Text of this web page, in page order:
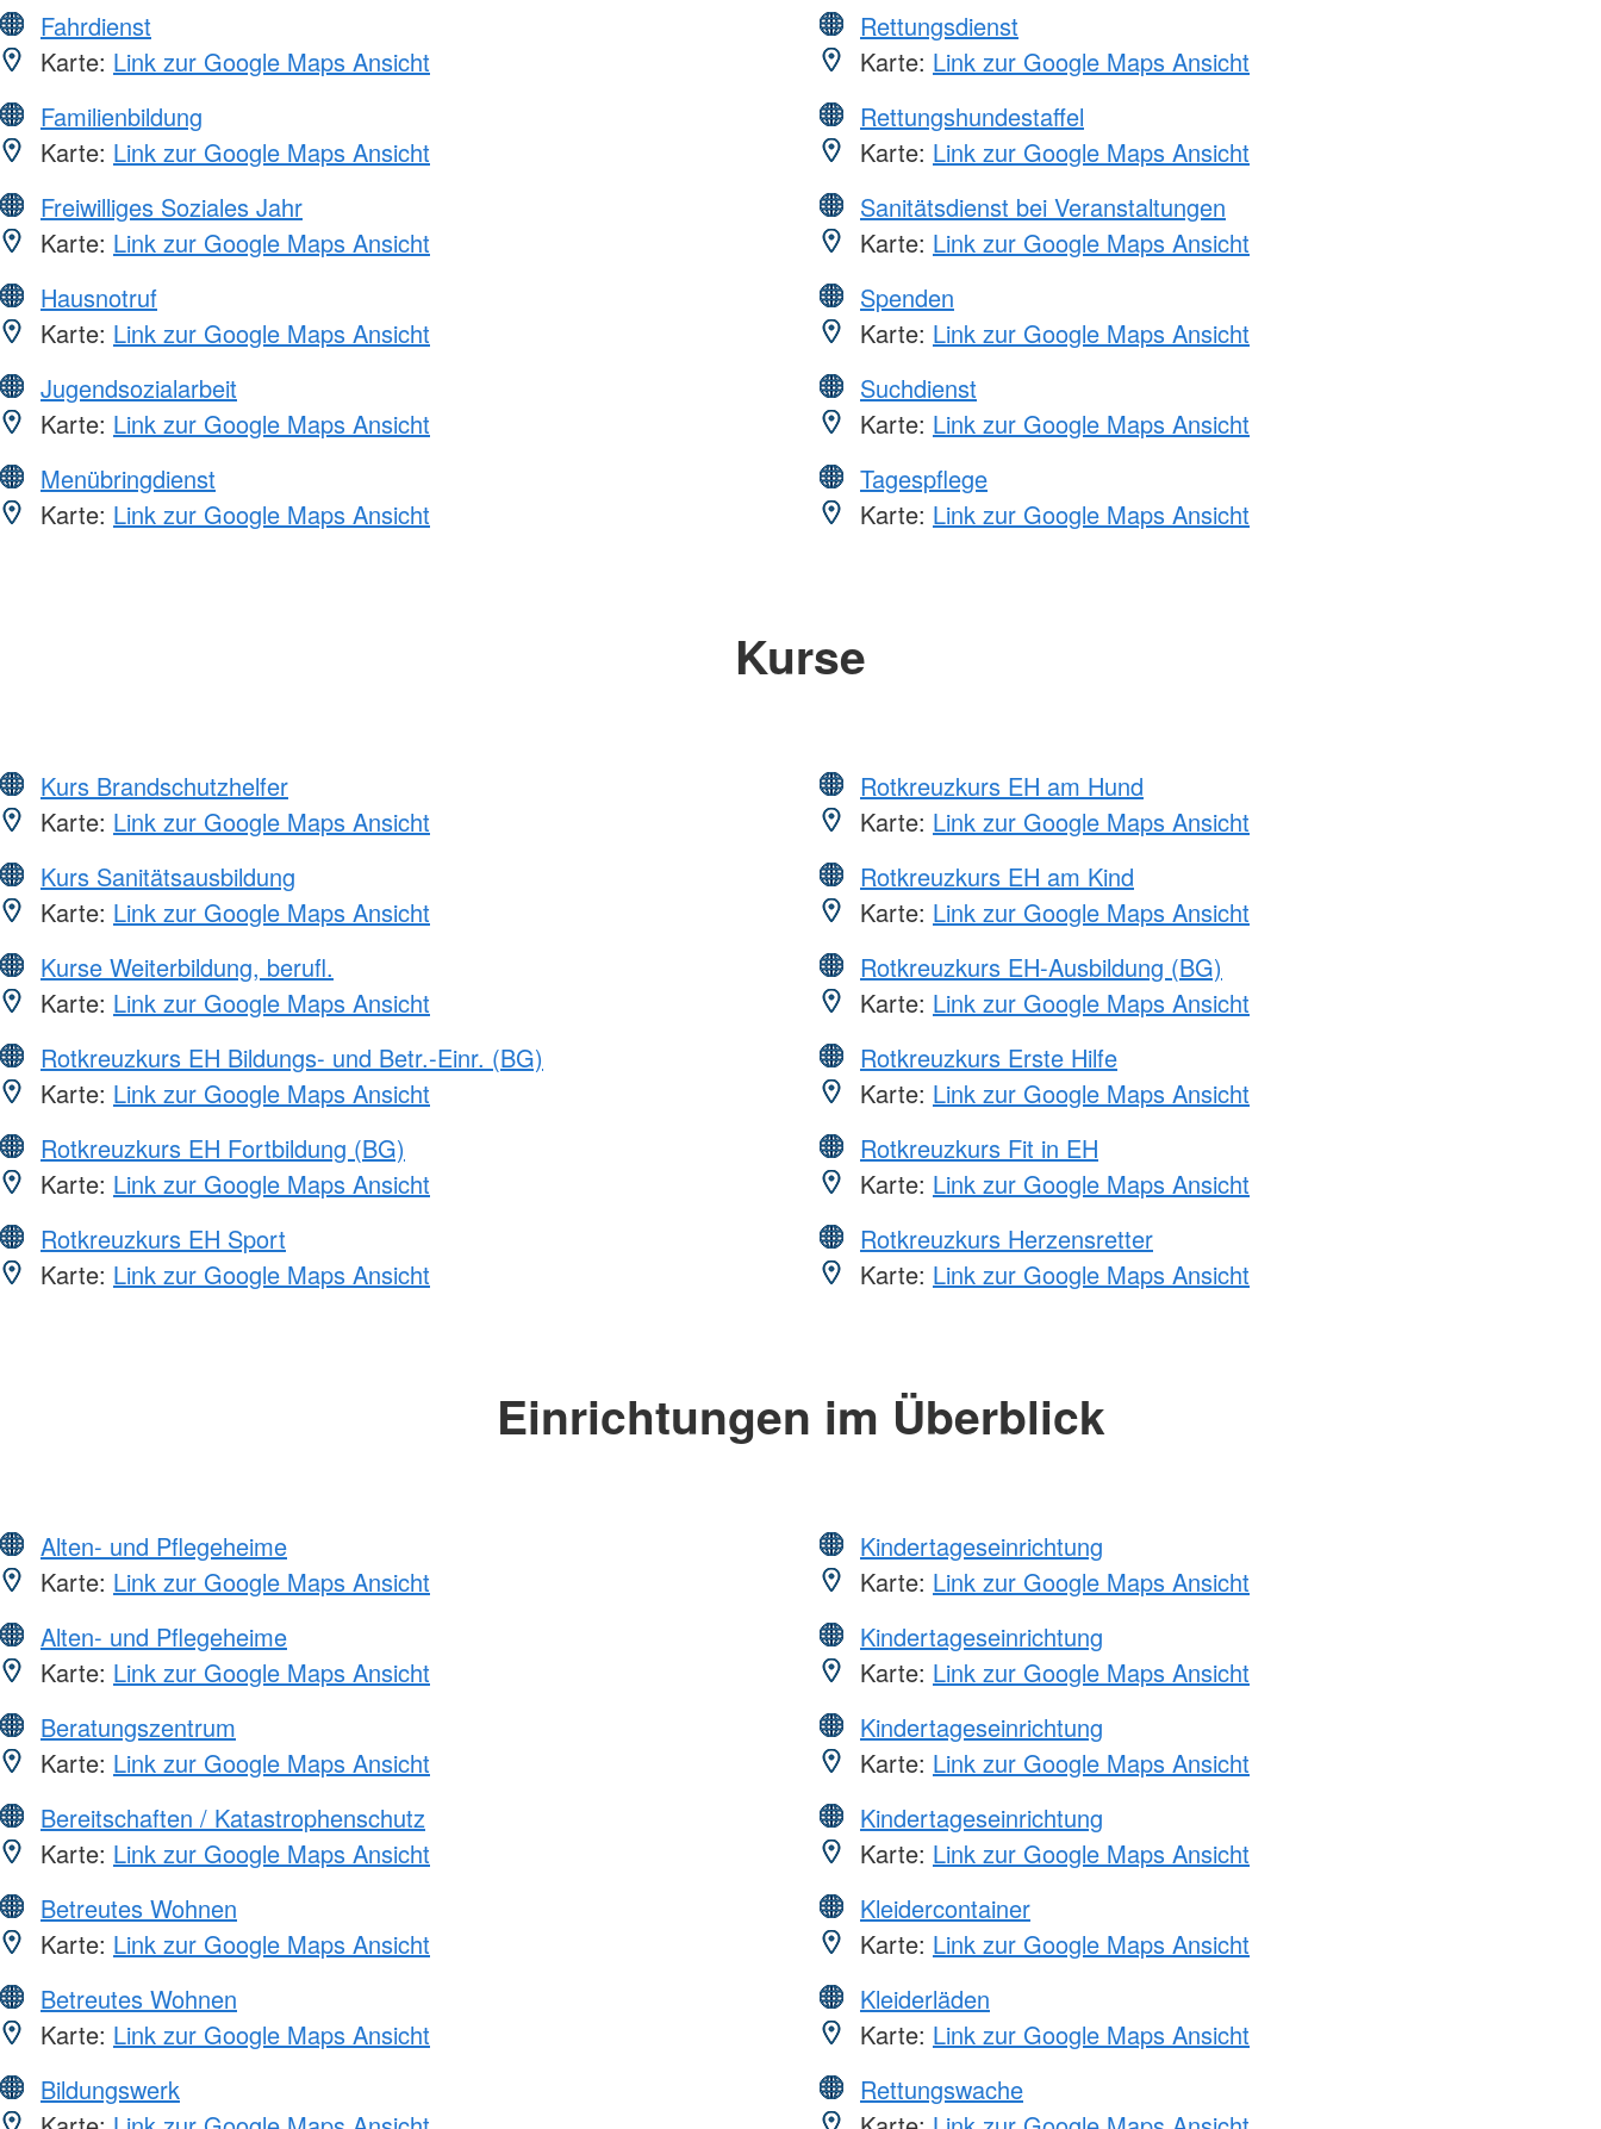
Fahrdienst
Karte: Link zur Google Maps Ansicht
Familienbildung
Karte: Link zur Google Maps Ansicht
Freiwilliges Soziales Jahr
Karte: Link zur Google Maps Ansicht
Hausnotruf
Karte: Link zur Google Maps Ansicht
Jugendsozialarbeit
Karte: Link zur Google Maps Ansicht
Menübringdienst
Karte: Link zur Google Maps Ansicht
Rettungsdienst
Karte: Link zur Google Maps Ansicht
Rettungshundestaffel
Karte: Link zur Google Maps Ansicht
Sanitätsdienst bei Veranstaltungen
Karte: Link zur Google Maps Ansicht
Spenden
Karte: Link zur Google Maps Ansicht
Suchdienst
Karte: Link zur Google Maps Ansicht
Tagespflege
Karte: Link zur Google Maps Ansicht
Kurse
Kurs Brandschutzhelfer
Karte: Link zur Google Maps Ansicht
Kurs Sanitätsausbildung
Karte: Link zur Google Maps Ansicht
Kurse Weiterbildung, berufl.
Karte: Link zur Google Maps Ansicht
Rotkreuzkurs EH Bildungs- und Betr.-Einr. (BG)
Karte: Link zur Google Maps Ansicht
Rotkreuzkurs EH Fortbildung (BG)
Karte: Link zur Google Maps Ansicht
Rotkreuzkurs EH Sport
Karte: Link zur Google Maps Ansicht
Rotkreuzkurs EH am Hund
Karte: Link zur Google Maps Ansicht
Rotkreuzkurs EH am Kind
Karte: Link zur Google Maps Ansicht
Rotkreuzkurs EH-Ausbildung (BG)
Karte: Link zur Google Maps Ansicht
Rotkreuzkurs Erste Hilfe
Karte: Link zur Google Maps Ansicht
Rotkreuzkurs Fit in EH
Karte: Link zur Google Maps Ansicht
Rotkreuzkurs Herzensretter
Karte: Link zur Google Maps Ansicht
Einrichtungen im Überblick
Alten- und Pflegeheime
Karte: Link zur Google Maps Ansicht
Alten- und Pflegeheime
Karte: Link zur Google Maps Ansicht
Beratungszentrum
Karte: Link zur Google Maps Ansicht
Bereitschaften / Katastrophenschutz
Karte: Link zur Google Maps Ansicht
Betreutes Wohnen
Karte: Link zur Google Maps Ansicht
Betreutes Wohnen
Karte: Link zur Google Maps Ansicht
Bildungswerk
Kindertageseinrichtung
Karte: Link zur Google Maps Ansicht
Kindertageseinrichtung
Karte: Link zur Google Maps Ansicht
Kindertageseinrichtung
Karte: Link zur Google Maps Ansicht
Kindertageseinrichtung
Karte: Link zur Google Maps Ansicht
Kleidercontainer
Karte: Link zur Google Maps Ansicht
Kleiderläden
Karte: Link zur Google Maps Ansicht
Rettungswache